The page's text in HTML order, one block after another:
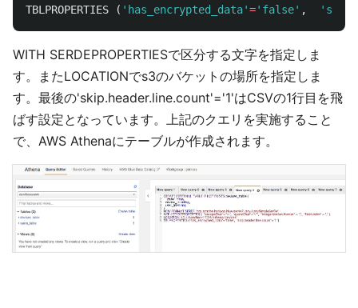
TBLPROPERTIES
( 'has_encrypted_data'='false' ,
WITH SERDEPROPERTIESで区分する文字を指定しま
す。またLOCATIONでs3のバケットの場所を指定しま
す。最後の'skip.header.line.count'='1'はCSVの1行目を飛
ばす設定となっています。上記のクエリを実施すること
で、AWS Athenaにテーブルが作成されます。